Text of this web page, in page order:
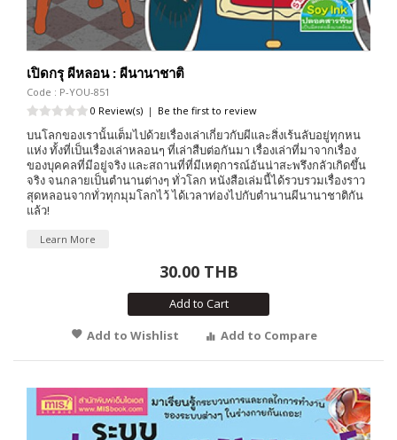
เปิดกรุ ผีหลอน : ผีนานาชาติ
Code : P-YOU-851
0 Review(s) | Be the first to review
บนโลกของเรานั้นเต็มไปด้วยเรื่องเล่าเกี่ยวกับผีและสิ่งเร้นลับอยู่ทุกหน
แห่ง ทั้งที่เป็นเรื่องเล่าหลอนๆ ที่เล่าสืบต่อกันมา เรื่องเล่าที่มาจากเรื่อง
ของบุคคลที่มีอยู่จริง และสถานที่ที่มีเหตุการณ์อันน่าสะพรึงกลัวเกิดขึ้น
จริง จนกลายเป็นตำนานต่างๆ ทั่วโลก หนังสือเล่มนี้ได้รวบรวมเรื่องราว
สุดหลอนจากทั่วทุกมุมโลกไว้ ได้เวลาท่องไปกับตำนานผีนานาชาติกัน
แล้ว!
Learn More
30.00 THB
Add to Cart
Add to Wishlist
Add to Compare